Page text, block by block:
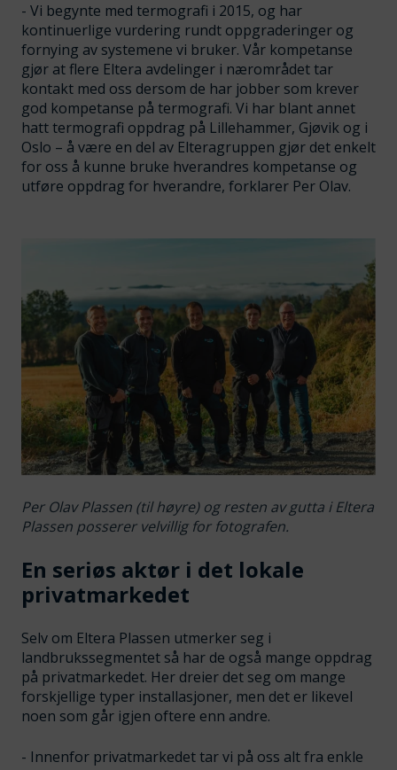
- Vi begynte med termografi i 2015, og har
kontinuerlige vurdering rundt oppgraderinger og
fornying av systemene vi bruker. Vår kompetanse
gjør at flere Eltera avdelinger i nærområdet tar
kontakt med oss dersom de har jobber som krever
god kompetanse på termografi. Vi har blant annet
hatt termografi oppdrag på Lillehammer, Gjøvik og i
Oslo – å være en del av Elteragruppen gjør det enkelt
for oss å kunne bruke hverandres kompetanse og
utføre oppdrag for hverandre, forklarer Per Olav.
Per Olav Plassen (til høyre) og resten av gutta i Eltera
Plassen posserer velvillig for fotografen.
En seriøs aktør i det lokale
privatmarkedet
Selv om Eltera Plassen utmerker seg i
landbrukssegmentet så har de også mange oppdrag
på privatmarkedet. Her dreier det seg om mange
forskjellige typer installasjoner, men det er likevel
noen som går igjen oftere enn andre.
- Innenfor privatmarkedet tar vi på oss alt fra enkle